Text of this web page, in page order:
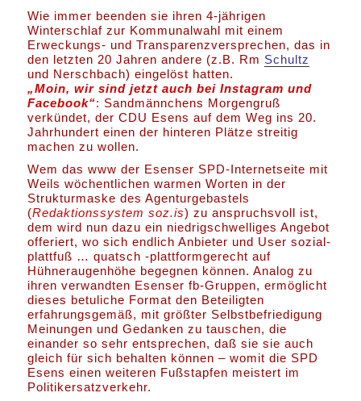
Wie immer beenden sie ihren 4-jährigen
Winterschlaf zur Kommunalwahl mit einem
Erweckungs- und Transparenzversprechen, das in
den letzten 20 Jahren andere (z.B. Rm Schultz
und Nerschbach) eingelöst hatten.
„Moin, wir sind jetzt auch bei Instagram und
Facebook“: Sandmännchens Morgengruß
verkündet, der CDU Esens auf dem Weg ins 20.
Jahrhundert einen der hinteren Plätze streitig
machen zu wollen.
Wem das www der Esenser SPD-Internetseite mit
Weils wöchentlichen warmen Worten in der
Strukturmaske des Agenturgebastels
(Redaktionssystem soz.is) zu anspruchsvoll ist,
dem wird nun dazu ein niedrigschwelliges Angebot
offeriert, wo sich endlich Anbieter und User sozial-
plattfuß … quatsch -plattformgerecht auf
Hühneraugenhöhe begegnen können. Analog zu
ihren verwandten Esenser fb-Gruppen, ermöglicht
dieses betuliche Format den Beteiligten
erfahrungsgemäß, mit größter Selbstbefriedigung
Meinungen und Gedanken zu tauschen, die
einander so sehr entsprechen, daß sie sie auch
gleich für sich behalten können – womit die SPD
Esens einen weiteren Fußstapfen meistert im
Politikersatzverkehr.